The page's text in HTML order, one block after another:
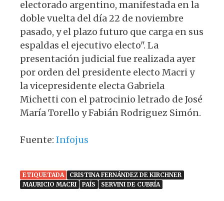
electorado argentino, manifestada en la
doble vuelta del día 22 de noviembre
pasado, y el plazo futuro que carga en sus
espaldas el ejecutivo electo". La
presentación judicial fue realizada ayer
por orden del presidente electo Macri y
la vicepresidente electa Gabriela
Michetti con el patrocinio letrado de José
María Torello y Fabián Rodriguez Simón.
Fuente: Infojus
ETIQUETADA
CRISTINA FERNÁNDEZ DE KIRCHNER
MAURICIO MACRI
PAÍS SERVINI DE CUBRÍA